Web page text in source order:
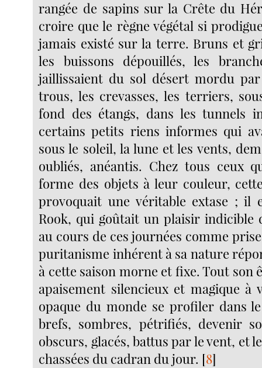
rangée de sapins sur la Crête du
croire que le règne végétal si
jamais existé sur la terre. Bruns et
les buissons dépouillés, les
jaillissaient du sol désert mordu
trous, les crevasses, les terriers,
fond des étangs, dans les tunnels
certains petits riens informes qui
sous le soleil, la lune et les vents,
oubliés, anéantis. Chez tous ceux
forme des objets à leur couleur,
provoquait une véritable extase ; il
Rook, qui goûtait un plaisir indicible
au cours de ces journées comme
puritanisme inhérent à sa nature
à cette saison morne et fixe. Tout son
apaisement silencieux et magique à
opaque du monde se profiler dans
brefs, sombres, pétrifiés, devenir
obscurs, glacés, battus par le vent, et
chassées du cadran du jour. [8]